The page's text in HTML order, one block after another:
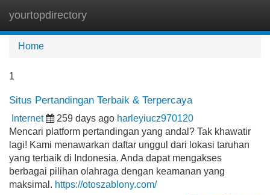
yourtopdirectory
Home
1
Situs Pertandingan Terbaik & Terpercaya
Internet 259 days ago harleyiucz970120
Mencari platform pertandingan yang andal? Tak khawatir
lagi! Kami menawarkan daftar unggul dari lokasi taruhan
yang terbaik di Indonesia. Anda dapat mengakses
berbagai pilihan olahraga dengan keamanan yang
maksimal. https://otoszablony.com/